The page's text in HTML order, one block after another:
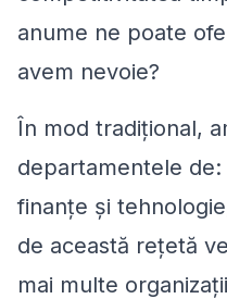
anume ne poate
avem nevoie?
În mod tradițional,
departamentele
finanţe și
de această reţetă
mai multe